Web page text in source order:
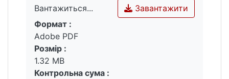
Вантажиться...
Вантажиться...
Завантажити
Формат :
Adobe PDF
Розмір :
1.32 MB
Контрольна сума :